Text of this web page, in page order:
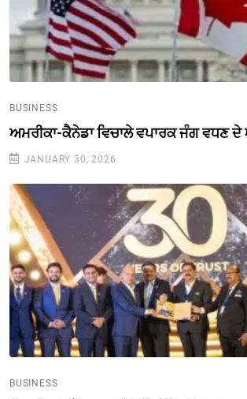
BUSINESS
ਅਮਰੀਕਾ-ਕੈਨੇਡਾ ਵਿਚਾਲੇ ਵਪਾਰਕ ਜੰਗ ਵਧਣ ਦੇ
JANUARY 30, 2026
BUSINESS